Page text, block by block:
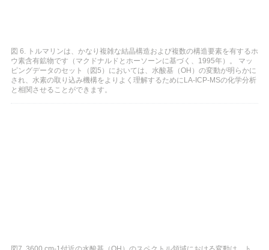
図 6. トルマリンは、かなり複雑な結晶構造および複数の構造要素を有するホ
ウ素含有鉱物です（マクドナルドとホーソーンに基づく、1995年）。 マッ
ピングデータのセット（図5）においては、水酸基（OH）の変動が明らかに
され、水素の取り込み機構をよりよく理解するためにLA-ICP-MSの化学分析
と相関させることができます。